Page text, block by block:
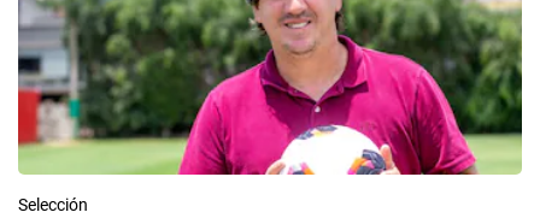
Selección